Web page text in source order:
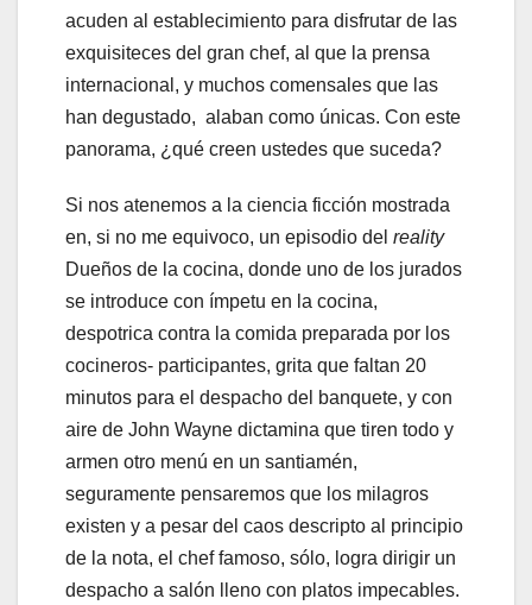
acuden al establecimiento para disfrutar de las
exquisiteces del gran chef, al que la prensa
internacional, y muchos comensales que las
han degustado, alaban como únicas. Con este
panorama, ¿qué creen ustedes que suceda?
Si nos atenemos a la ciencia ficción mostrada
en, si no me equivoco, un episodio del reality
Dueños de la cocina, donde uno de los jurados
se introduce con ímpetu en la cocina,
despotrica contra la comida preparada por los
cocineros- participantes, grita que faltan 20
minutos para el despacho del banquete, y con
aire de John Wayne dictamina que tiren todo y
armen otro menú en un santiamén,
seguramente pensaremos que los milagros
existen y a pesar del caos descripto al principio
de la nota, el chef famoso, sólo, logra dirigir un
despacho a salón lleno con platos impecables.